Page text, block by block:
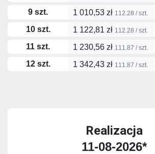
9 szt. 1 010,53 zł 112.28 / szt.
10 szt. 1 122,81 zł 112.28 / szt.
11 szt. 1 230,56 zł 111.87 / szt.
12 szt. 1 342,43 zł 111.87 / szt.
Realizacja
11-08-2026*